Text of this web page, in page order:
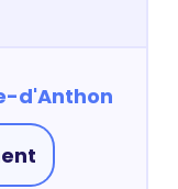
d'Anthon